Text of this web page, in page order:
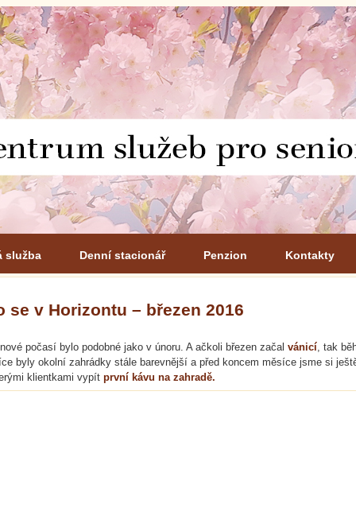
služba Denní stacionář Penzion Kontakty
se v Horizontu – březen 2016
počasí bylo podobné jako v únoru. A ačkoli březen začal vánicí, tak
byly okolní zahrádky stále barevnější a před koncem měsíce jsme si
klientkami vypít první kávu na zahradě.